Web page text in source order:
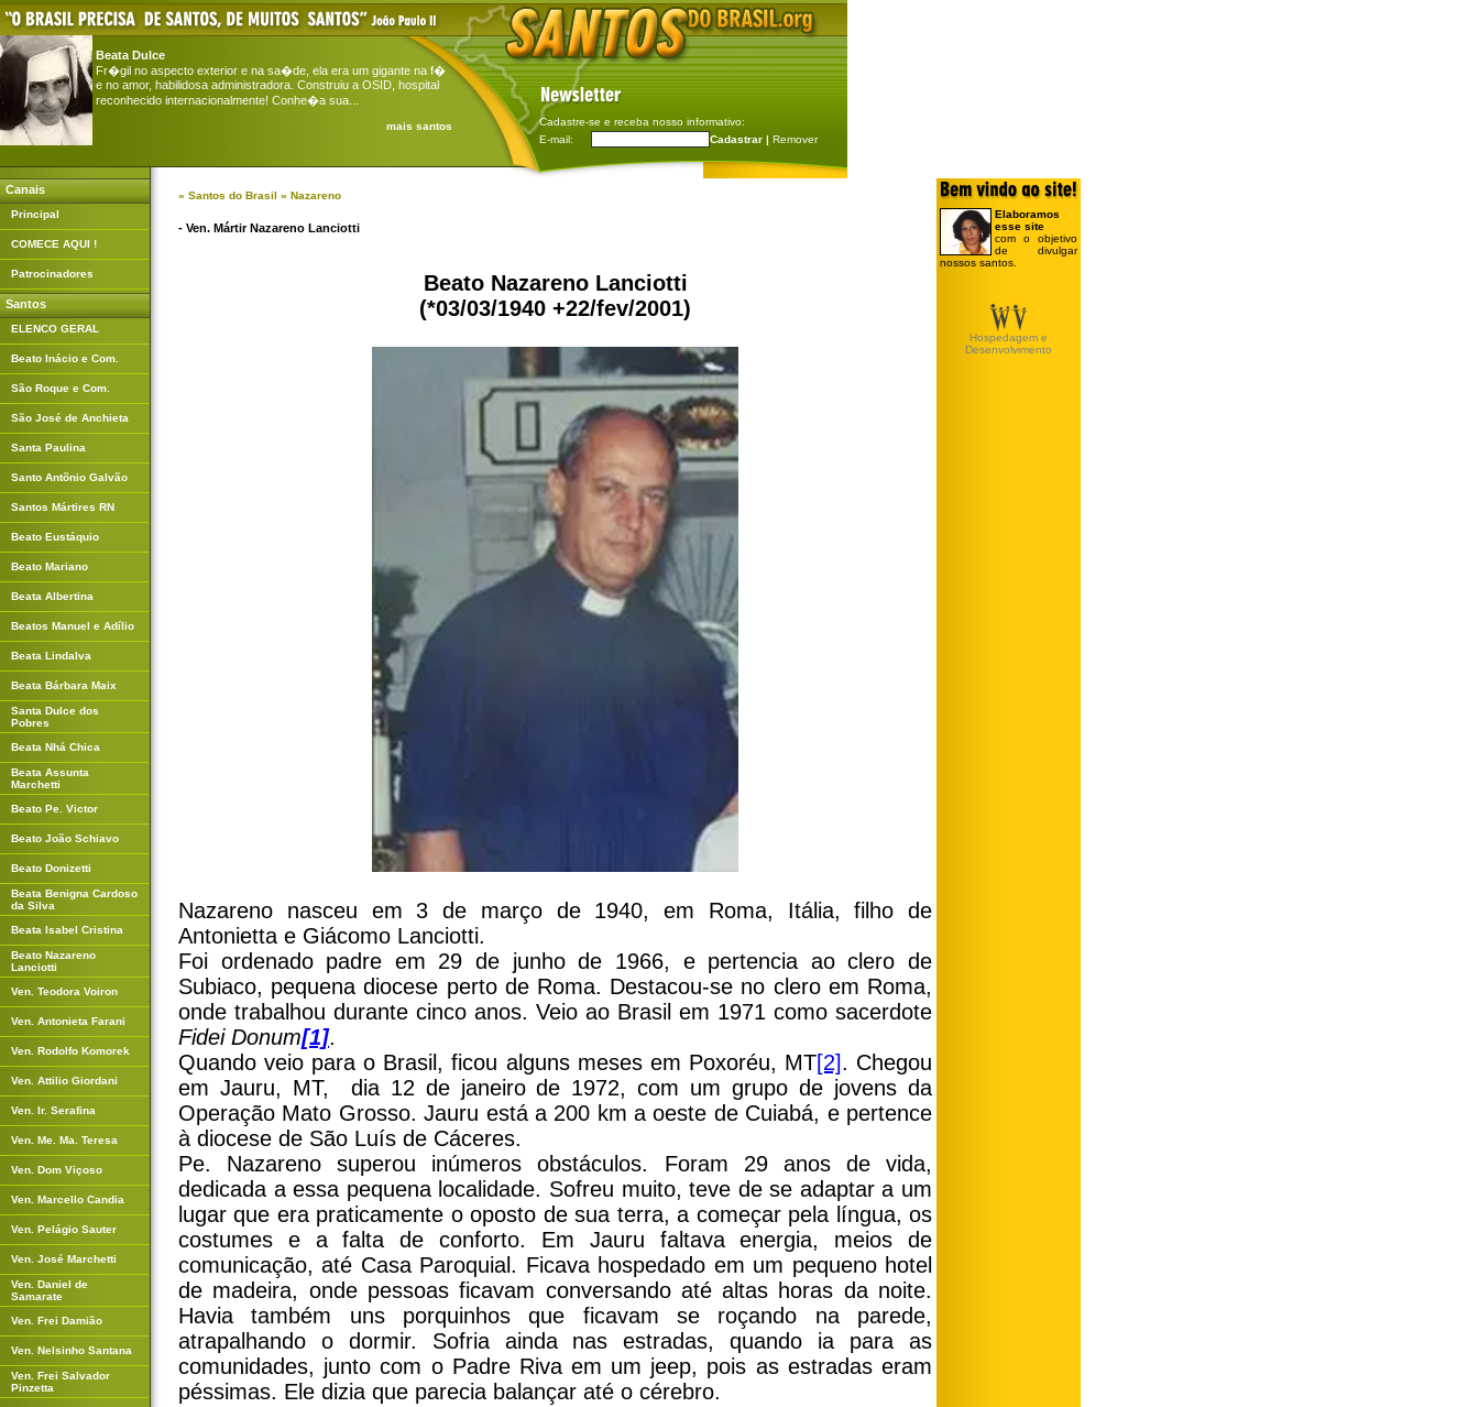
Beata Dulce
Fr�gil no aspecto exterior e na sa�de, ela era um gigante na f�
e no amor, habilidosa administradora. Construiu a OSID, hospital
reconhecido internacionalmente! Conhe�a sua...
mais santos
Cadastre-se e receba nosso informativo:
E-mail:
Cadastrar | Remover
Canais
Principal
COMECE AQUI !
Patrocinadores
Santos
ELENCO GERAL
Beato Inácio e Com.
São Roque e Com.
São José de Anchieta
Santa Paulina
Santo Antõnio Galvão
Santos Mártires RN
Beato Eustáquio
Beato Mariano
Beata Albertina
Beatos Manuel e Adílio
Beata Lindalva
Beata Bárbara Maix
Santa Dulce dos
Pobres
Beata Nhá Chica
Beata Assunta
Marchetti
Beato Pe. Victor
Beato João Schiavo
Beato Donizetti
Beata Benigna Cardoso
da Silva
Beata Isabel Cristina
Beato Nazareno
Lanciotti
Ven. Teodora Voiron
Ven. Antonieta Farani
Ven. Rodolfo Komorek
Ven. Attilio Giordani
Ven. Ir. Serafina
Ven. Me. Ma. Teresa
Ven. Dom Viçoso
Ven. Marcello Candia
Ven. Pelágio Sauter
Ven. José Marchetti
Ven. Daniel de
Samarate
Ven. Frei Damião
Ven. Nelsinho Santana
Ven. Frei Salvador
Pinzetta
» Santos do Brasil » Nazareno
- Ven. Mártir Nazareno Lanciotti
Beato Nazareno Lanciotti
(*03/03/1940 +22/fev/2001)
Nazareno nasceu em 3 de março de 1940, em Roma, Itália, filho de
Antonietta e Giácomo Lanciotti.
Foi ordenado padre em 29 de junho de 1966, e pertencia ao clero de
Subiaco, pequena diocese perto de Roma. Destacou-se no clero em Roma,
onde trabalhou durante cinco anos. Veio ao Brasil em 1971 como sacerdote
Fidei Donum[1].
Quando veio para o Brasil, ficou alguns meses em Poxoréu, MT[2]. Chegou
em Jauru, MT, dia 12 de janeiro de 1972, com um grupo de jovens da
Operação Mato Grosso. Jauru está a 200 km a oeste de Cuiabá, e pertence
à diocese de São Luís de Cáceres.
Pe. Nazareno superou inúmeros obstáculos. Foram 29 anos de vida,
dedicada a essa pequena localidade. Sofreu muito, teve de se adaptar a um
lugar que era praticamente o oposto de sua terra, a começar pela língua, os
costumes e a falta de conforto. Em Jauru faltava energia, meios de
comunicação, até Casa Paroquial. Ficava hospedado em um pequeno hotel
de madeira, onde pessoas ficavam conversando até altas horas da noite.
Havia também uns porquinhos que ficavam se roçando na parede,
atrapalhando o dormir. Sofria ainda nas estradas, quando ia para as
comunidades, junto com o Padre Riva em um jeep, pois as estradas eram
péssimas. Ele dizia que parecia balançar até o cérebro.
Elaboramos
esse site
com o objetivo
de divulgar
nossos santos.
Hospedagem e
Desenvolvimento